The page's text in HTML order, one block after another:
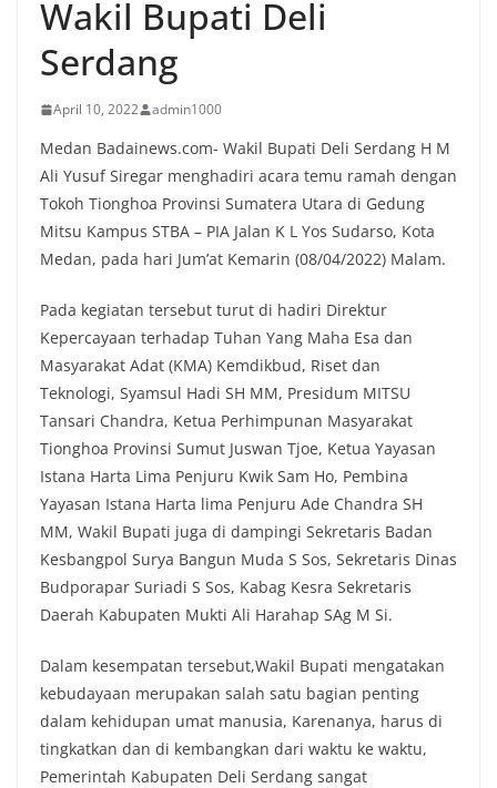
Wakil Bupati Deli
Serdang
April 10, 2022 admin1000
Medan Badainews.com- Wakil Bupati Deli Serdang H M
Ali Yusuf Siregar menghadiri acara temu ramah dengan
Tokoh Tionghoa Provinsi Sumatera Utara di Gedung
Mitsu Kampus STBA – PIA Jalan K L Yos Sudarso, Kota
Medan, pada hari Jum’at Kemarin (08/04/2022) Malam.
Pada kegiatan tersebut turut di hadiri Direktur
Kepercayaan terhadap Tuhan Yang Maha Esa dan
Masyarakat Adat (KMA) Kemdikbud, Riset dan
Teknologi, Syamsul Hadi SH MM, Presidum MITSU
Tansari Chandra, Ketua Perhimpunan Masyarakat
Tionghoa Provinsi Sumut Juswan Tjoe, Ketua Yayasan
Istana Harta Lima Penjuru Kwik Sam Ho, Pembina
Yayasan Istana Harta lima Penjuru Ade Chandra SH
MM, Wakil Bupati juga di dampingi Sekretaris Badan
Kesbangpol Surya Bangun Muda S Sos, Sekretaris Dinas
Budporapar Suriadi S Sos, Kabag Kesra Sekretaris
Daerah Kabupaten Mukti Ali Harahap SAg M Si.
Dalam kesempatan tersebut,Wakil Bupati mengatakan
kebudayaan merupakan salah satu bagian penting
dalam kehidupan umat manusia, Karenanya, harus di
tingkatkan dan di kembangkan dari waktu ke waktu,
Pemerintah Kabupaten Deli Serdang sangat